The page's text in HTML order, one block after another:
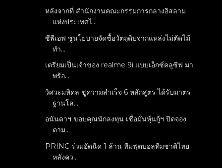
หลังจากที่ สำนักงานคณะกรรมการกลางอิสลาม
แห่งประเทศไ...
ซีพีเอฟ ชูนโยบายจัดซื้อวัตถุดิบจากแหล่งไม่ตัดไม้
ทำ...
เตรียมเป็นเจ้าของ realme 9i แบบเอ็กซ์คลูซีฟ มา
พร้อ...
วิศวะมหิดล ชูความสำเร็จ 6 หลักสูตร ได้รับมาตร
ฐานโล...
อนันดาฯ ขอบคุณนักลงทุน เชื่อมั่นหุ้นกู้ฯ ปิดจอง
ตาม...
PRINC ร่วมอัดฉีด 1 ล้าน ทีมฟุตบอลทีมชาติไทย
หลังคว...